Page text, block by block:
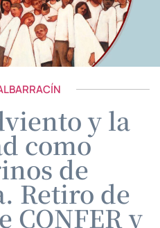
y la
como
de
Retiro de
CONFER y